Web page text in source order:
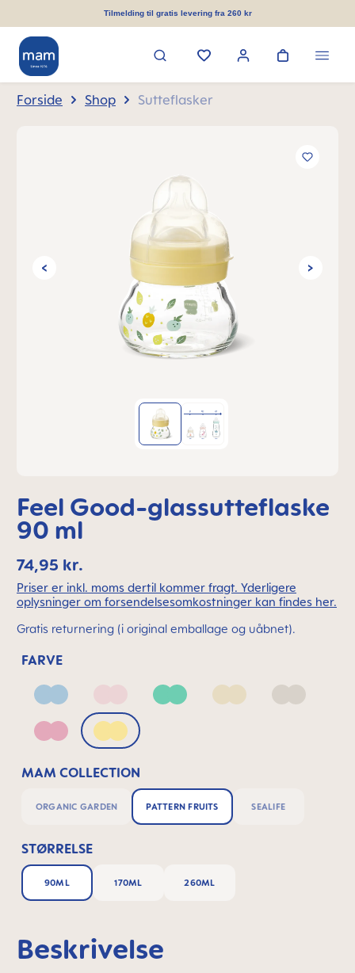
Tilmelding til gratis levering fra 260 kr
Forside Shop Sutteflasker
Feel Good-glassutteflaske
90 ml
74,95 kr.
Priser er inkl. moms dertil kommer fragt. Yderligere
oplysninger om forsendelsesomkostninger kan findes her.
Gratis returnering (i original emballage og uåbnet).
FARVE
Blue Green Linen Neutral
Pink Yellow
MAM COLLECTION
ORGANIC GARDEN PATTERN FRUITS SEALIFE
STØRRELSE
90ML 170ML 260ML
Beskrivelse